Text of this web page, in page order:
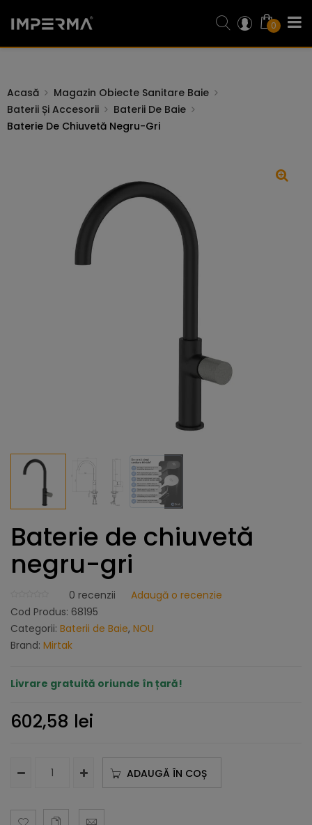
0
Acasă
Magazin Obiecte Sanitare Baie
Baterii Și Accesorii
Baterii De Baie
Baterie De Chiuvetă Negru-Gri
Baterie de chiuvetă
negru-gri
0 recenzii
Adaugă o recenzie
Cod Produs: 68195
Categorii: Baterii de Baie, NOU
Brand: Mirtak
Livrare gratuită oriunde în țară!
602,58 lei
ADAUGĂ ÎN COȘ